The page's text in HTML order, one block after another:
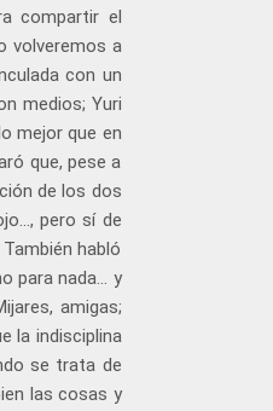
compartir el
volveremos a
con un
medios; Yuri
mejor que en
que, pese a
de los dos
pero sí de
habló
para nada... y
amigas;
la indisciplina
se trata de
las cosas y